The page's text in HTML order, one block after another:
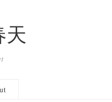
天